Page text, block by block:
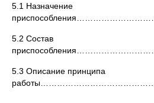
5.1 Назначение
5.2 Состав
5.3 Описание принципа